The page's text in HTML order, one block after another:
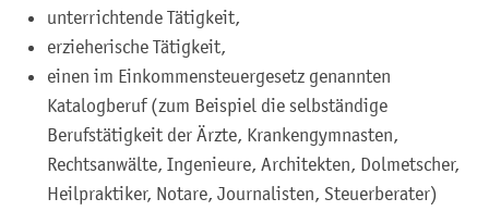
unterrichtende Tätigkeit,
erzieherische Tätigkeit,
einen im Einkommensteuergesetz genannten
Katalogberuf (zum Beispiel die selbständige
Berufstätigkeit der Ärzte, Krankengymnasten,
Rechtsanwälte, Ingenieure, Architekten, Dolmetscher,
Heilpraktiker, Notare, Journalisten, Steuerberater)